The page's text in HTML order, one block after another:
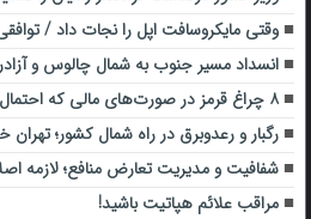
وقتی مایکروسافت اپل را نجات داد /
انسداد مسیر جنوب به شمال چالوس و
۸ چراغ قرمز در صورت‌های مالی که احتمال تقلب را آشکار می‌کند
رگبار و رعدوبرق در راه شمال کشور؛
شفافیت و مدیریت تعارض منافع؛ لازمه
مراقب علائم هپاتیت باشید!